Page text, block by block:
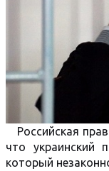
Российская
что украинский
который